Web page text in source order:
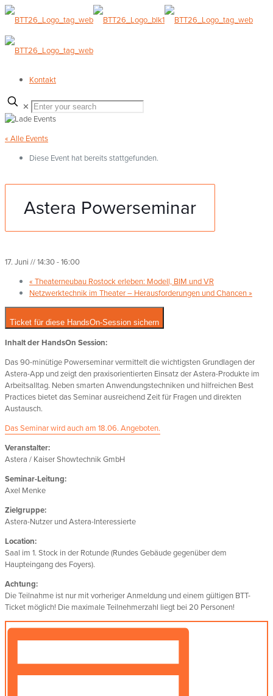
Kontakt
✕
« Alle Events
Diese Event hat bereits stattgefunden.
Astera Powerseminar
17. Juni // 14:30-16:00
« Theaterneubau Rostock erleben: Modell, BIM und VR
Netzwerktechnik im Theater – Herausforderungen und Chancen»
Ticket für diese HandsOn-Session sichern
Inhalt der HandsOn Session:
Das 90-minütige Powerseminar vermittelt die wichtigsten Grundlagen der
Astera-App und zeigt den praxisorientierten Einsatz der Astera-Produkte im
Arbeitsalltag. Neben smarten Anwendungstechniken und hilfreichen Best
Practices bietet das Seminar ausreichend Zeit für Fragen und direkten
Austausch.
Das Seminar wird auch am 18.06. Angeboten.
Veranstalter:
Astera / Kaiser Showtechnik GmbH
Seminar-Leitung:
Axel Menke
Zielgruppe:
Astera-Nutzer und Astera-Interessierte
Location:
Saal im 1. Stock in der Rotunde (Rundes Gebäude gegenüber dem
Haupteingang des Foyers).
Achtung:
Die Teilnahme ist nur mit vorheriger Anmeldung und einem gültigen BTT-
Ticket möglich! Die maximale Teilnehmerzahl liegt bei 20 Personen!